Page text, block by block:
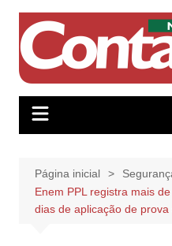
conteúdo
Página inicial
Enem PPL registra mais
dias de aplicação de